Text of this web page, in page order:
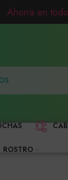
ROSTRO
Ahorra en